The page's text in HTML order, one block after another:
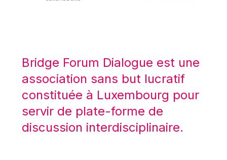
Mario Centeno
Mario Monti
Maroš ŠEFČOVIČ
Martin Bailey
Martine Reicherts
Bridge Forum Dialogue est une
association sans but lucratif
constituée à Luxembourg pour
servir de plate-forme de
discussion interdisciplinaire.